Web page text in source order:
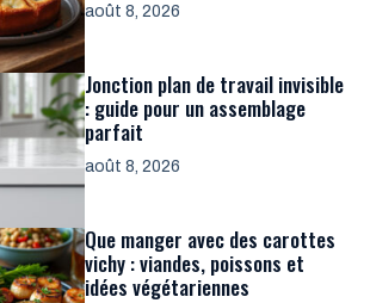
août 8, 2026
Jonction plan de travail invisible
: guide pour un assemblage
parfait
août 8, 2026
Que manger avec des carottes
vichy : viandes, poissons et
idées végétariennes